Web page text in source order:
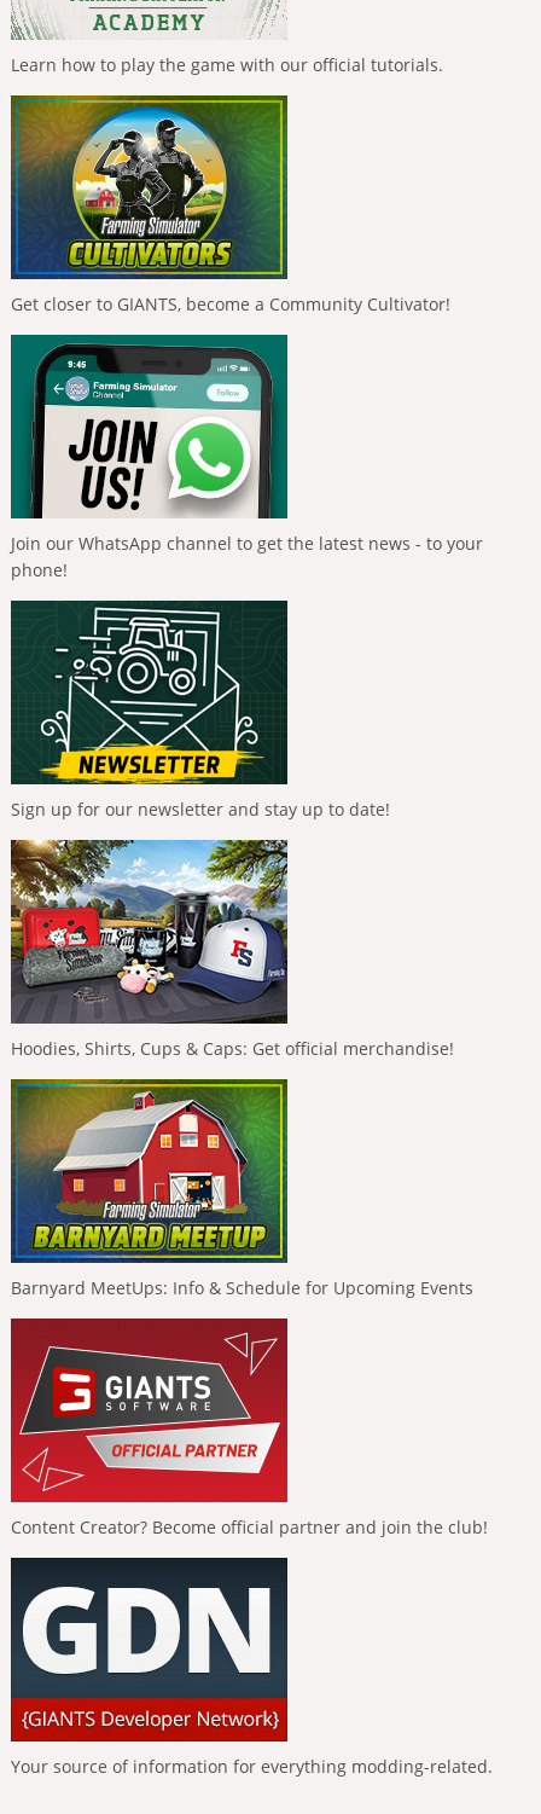
Learn how to play the game with our official tutorials.
Get closer to GIANTS, become a Community Cultivator!
Join our WhatsApp channel to get the latest news - to your
phone!
Sign up for our newsletter and stay up to date!
Hoodies, Shirts, Cups & Caps: Get official merchandise!
Barnyard MeetUps: Info & Schedule for Upcoming Events
Content Creator? Become official partner and join the club!
Your source of information for everything modding-related.